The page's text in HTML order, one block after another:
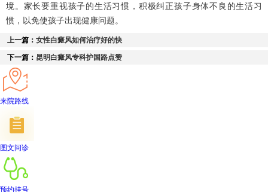
境。家长要重视孩子的生活习惯，积极纠正孩子身体不良的生活习
惯，以免使孩子出现健康问题。
上一篇： 女性白癜风如何治疗好的快
下一篇： 昆明白癜风专科护国路点赞
来院路线
图文问诊
预约挂号